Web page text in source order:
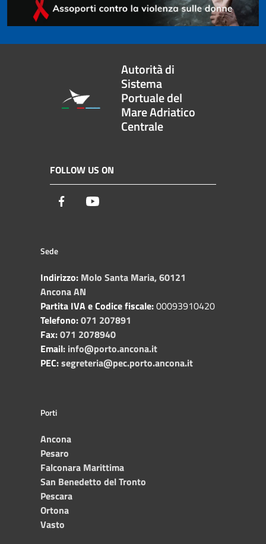
Autorità di
Sistema
Portuale del
Mare Adriatico
Centrale
FOLLOW US ON
Facebook
Sede
Indirizzo: Molo Santa Maria, 60121
Ancona AN
Partita IVA e Codice fiscale:00093910420
Telefono:071 207891
Fax:071 2078940
Email: info@porto.ancona.it
PEC:segreteria@pec.porto.ancona.it
Porti
Ancona
Pesaro
Falconara Marittima
San Benedetto del Tronto
Pescara
Ortona
Vasto